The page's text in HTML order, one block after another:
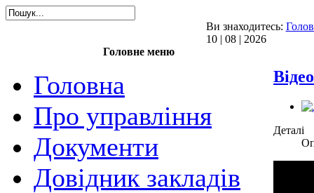
Ви знаходитесь:
10 | 08 | 2026
Головне меню
Головна
Про управління
Документи
Довідник закладів
Деталі